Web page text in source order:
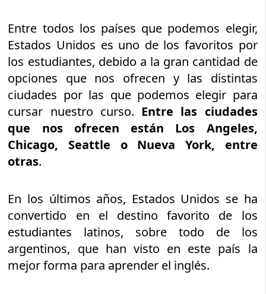
Entre todos los países que podemos elegir,
Estados Unidos es uno de los favoritos por
los estudiantes, debido a la gran cantidad de
opciones que nos ofrecen y las distintas
ciudades por las que podemos elegir para
cursar nuestro curso. Entre las ciudades
que nos ofrecen están Los Angeles,
Chicago, Seattle o Nueva York, entre
otras.
En los últimos años, Estados Unidos se ha
convertido en el destino favorito de los
estudiantes latinos, sobre todo de los
argentinos, que han visto en este país la
mejor forma para aprender el inglés.